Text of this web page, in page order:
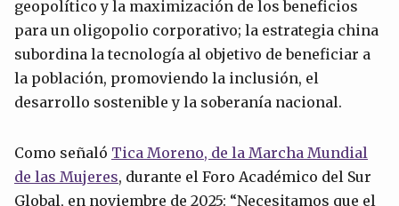
geopolítico y la maximización de los beneficios
para un oligopolio corporativo; la estrategia china
subordina la tecnología al objetivo de beneficiar a
la población, promoviendo la inclusión, el
desarrollo sostenible y la soberanía nacional.
Como señaló Tica Moreno, de la Marcha Mundial
de las Mujeres, durante el Foro Académico del Sur
Global, en noviembre de 2025: “Necesitamos que el